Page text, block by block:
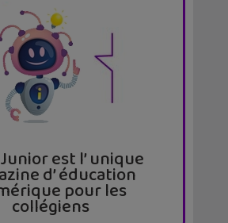
est l’ unique
d’ éducation
pour les
collégiens